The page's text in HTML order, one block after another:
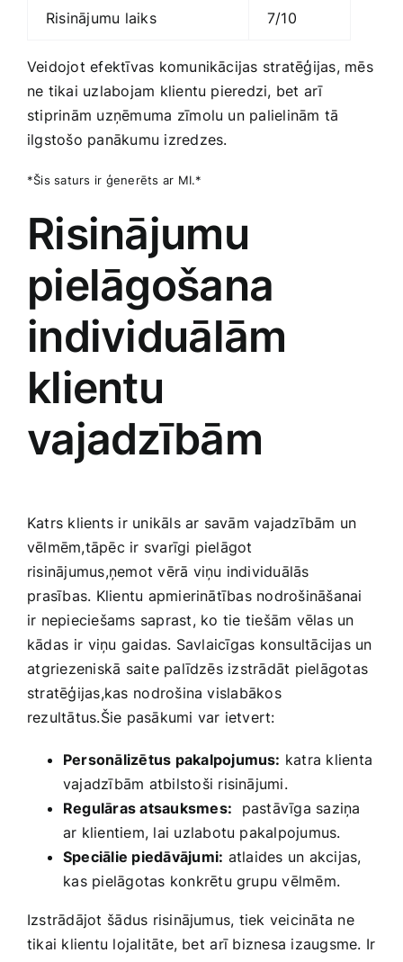
Risinājumu laiks 7/10
Veidojot efektīvas komunikācijas stratēģijas, mēs
ne tikai uzlabojam ​klientu pieredzi, bet⁢ arī
stiprinām uzņēmuma ⁣zīmolu un palielinām tā
ilgstošo panākumu izredzes.
*Šis‍ saturs ir ģenerēts ar ⁤MI.*
Risinājumu
pielāgošana⁤
individuālām
klientu
vajadzībām
Katrs klients ir unikāls ar savām vajadzībām un
vēlmēm,tāpēc ir svarīgi pielāgot
risinājumus,ņemot vērā viņu‌ individuālās
⁣prasības. Klientu apmierinātības nodrošināšanai
ir nepieciešams saprast, ko ⁤tie tiešām ‌vēlas un
kādas⁢ ir ⁣viņu gaidas.‍ Savlaicīgas konsultācijas un
⁣atgriezeniskā ‌saite palīdzēs izstrādāt ‍pielāgotas
stratēģijas,kas⁣ nodrošina vislabākos
rezultātus.Šie pasākumi‍ var ietvert:
Personālizētus pakalpojumus: katra klienta
vajadzībām atbilstoši risinājumi.
Regulāras atsauksmes: ⁢ pastāvīga saziņa
ar klientiem, lai ‌uzlabotu pakalpojumus.
Speciālie piedāvājumi: ⁤atlaides un akcijas,
⁣kas ​pielāgotas konkrētu grupu vēlmēm.
Izstrādājot⁤ šādus ​risinājumus,‍ tiek veicināta ne
tikai klientu lojalitāte, bet⁣ arī biznesa izaugsme.⁣ Ir